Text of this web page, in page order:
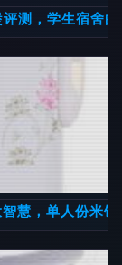
测，学生宿舍
慧，单人份米饭